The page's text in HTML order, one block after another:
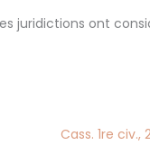
juridictions ont
Cass. 1re civ.,